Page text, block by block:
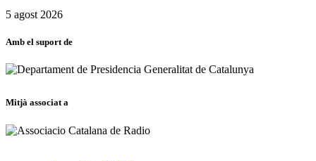
5 agost 2026
Amb el suport de
Mitjà associat a